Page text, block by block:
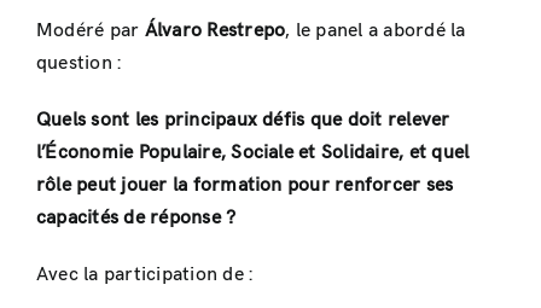
Modéré par Álvaro Restrepo, le panel a abordé la
question :
Quels sont les principaux défis que doit relever
l’Économie Populaire, Sociale et Solidaire, et quel
rôle peut jouer la formation pour renforcer ses
capacités de réponse ?
Avec la participation de :